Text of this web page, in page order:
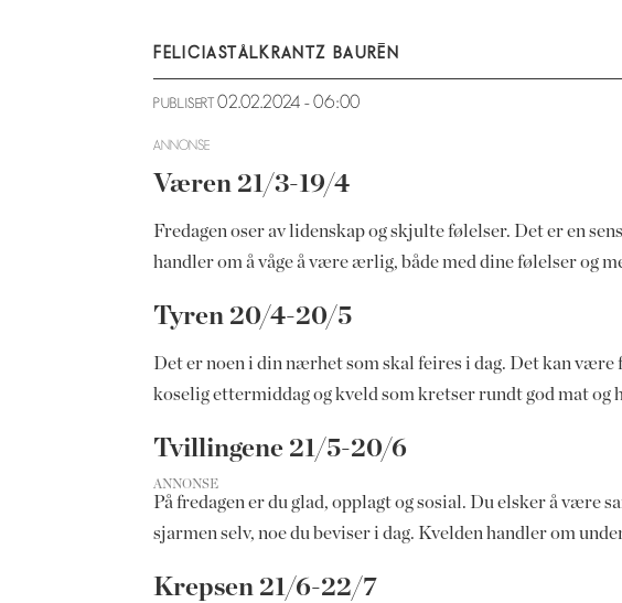
FELICIASTÅLKRANTZ BAURÉN
PUBLISERT 02.02.2024 - 06:00
ANNONSE
Væren 21/3-19/4
Fredagen oser av lidenskap og skjulte følelser. Det er en
handler om å våge å være ærlig, både med dine følelser og
Tyren 20/4-20/5
Det er noen i din nærhet som skal feires i dag. Det kan
koselig ettermiddag og kveld som kretser rundt god mat og
Tvillingene 21/5-20/6
ANNONSE
På fredagen er du glad, opplagt og sosial. Du elsker å være
sjarmen selv, noe du beviser i dag. Kvelden handler om
Krepsen 21/6-22/7